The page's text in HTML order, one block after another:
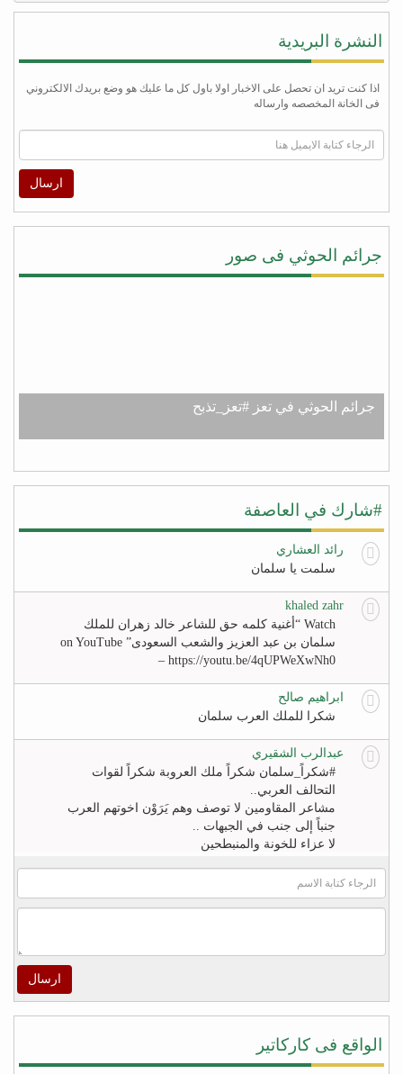
النشرة البريدية
اذا كنت تريد ان تحصل على الاخبار اولا باول كل ما عليك هو وضع بريدك الالكتروني
فى الخانة المخصصه وارساله
ارسال
جرائم الحوثي فى صور
جرائم الحوثي في تعز #تعز_تذبح
#شارك في العاصفة
رائد العشاري
سلمت يا سلمان
khaled zahr
Watch “أغنية كلمه حق للشاعر خالد زهران للملك
سلمان بن عبد العزيز والشعب السعودى” on YouTube
– https://youtu.be/4qUPWeXwNh0
ابراهيم صالح
شكرا للملك العرب سلمان
عبدالرب الشقيري
#‏شكراً_سلمان‬ شكراً ملك العروبة شكراً لقوات
التحالف العربي..
مشاعر المقاومين لا توصف وهم يَرَوْن اخوتهم العرب
جنباً إلى جنب في الجبهات ..
لا عزاء للخونة والمنبطحين
khaled zahr
– https://youtu.be/4qUPWeXwNh0
المدينة ولاشيئ يعيد الابتسامة إليهم ويذهب الخوف عن
قلوبهم ويعيد الأمل في الخلاص من جحافل المليشيا
ارسال
الواقع فى كاركاتير